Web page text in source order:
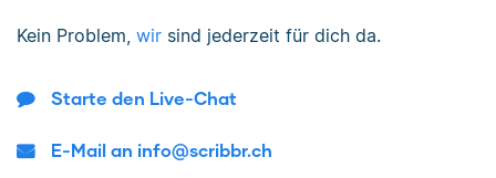
Kein Problem, wir sind jederzeit für dich da.
Starte den Live-Chat
E-Mail an info@scribbr.ch